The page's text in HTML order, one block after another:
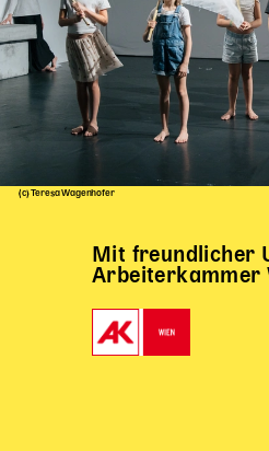
(c) Teresa Wagenhofer
Mit freundlicher
Arbeiterkammer